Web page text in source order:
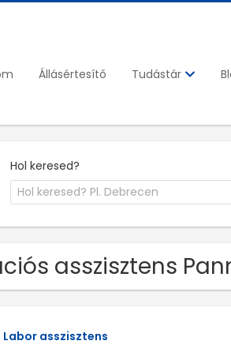
Állásértesítő Tudástár
Hol keresed?
asszisztens
Labor asszisztens